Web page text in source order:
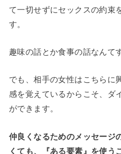
て一切せずにセックスの約束
す。
趣味の話とか食事の話なんて
でも、相手の女性はこちらに
感を覚えているからこそ、ダ
ができます。
仲良くなるためのメッセージ
くても、『ある要素』を使う